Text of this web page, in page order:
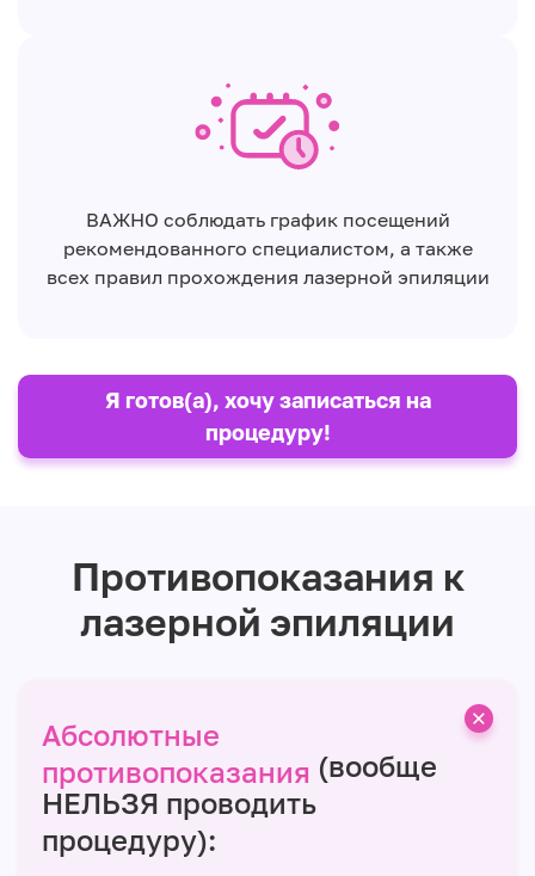
ВАЖНО соблюдать график посещений
рекомендованного специалистом, а также
всех правил прохождения лазерной эпиляции
Я готов(а), хочу записаться на
процедуру!
Противопоказания к
лазерной эпиляции
Абсолютные
противопоказания (вообще
НЕЛЬЗЯ проводить
процедуру):